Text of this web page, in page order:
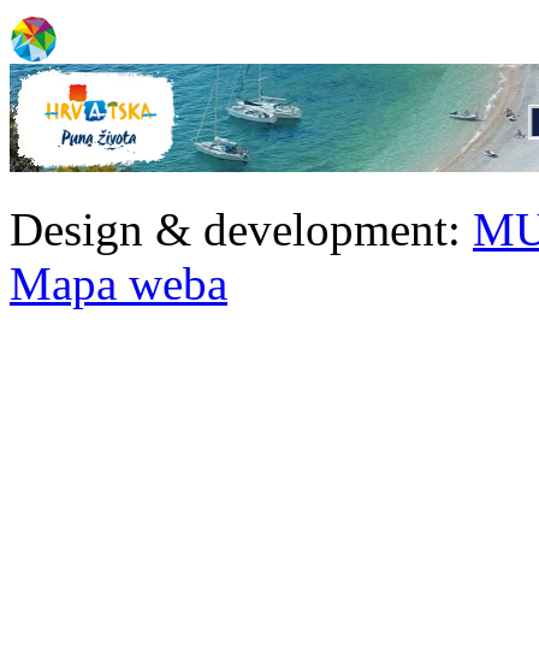
Design & development:
Mapa weba